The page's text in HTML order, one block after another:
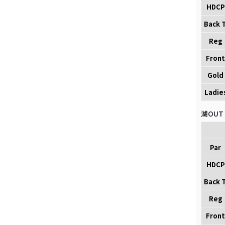
HDCP
Back
Reg
Front
Gold
湖OUT
Par
HDCP
Back
Reg
Front